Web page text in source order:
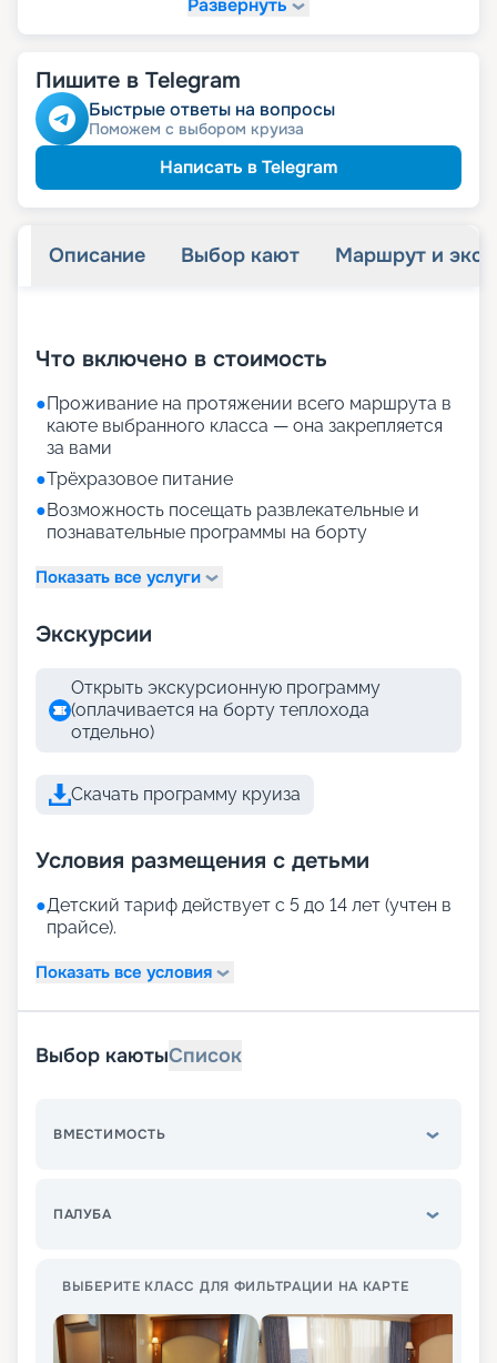
Развернуть
Пишите в Telegram
Быстрые ответы на вопросы
Поможем с выбором круиза
Написать в Telegram
Описание Выбор кают Маршрут и
Что включено в стоимость
●Проживание на протяжении всего маршрута в
каюте выбранного класса — она закрепляется
за вами
●Трёхразовое питание
●Возможность посещать развлекательные и
познавательные программы на борту
Показать все услуги
Экскурсии
Открыть экскурсионную программу
(оплачивается на борту теплохода
отдельно)
Скачать программу круиза
Условия размещения с детьми
●Детский тариф действует с 5 до 14 лет (учтен в
прайсе).
Показать все условия
Выбор каютыСписок
ВМЕСТИМОСТЬ
ПАЛУБА
ВЫБЕРИТЕ КЛАСС ДЛЯ ФИЛЬТРАЦИИ НА КАРТЕ